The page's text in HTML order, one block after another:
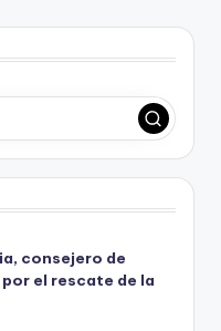
consejero de
el rescate de la